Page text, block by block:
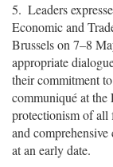
5. Leaders
Economic and
Brussels on 7–8
appropriate
their commitment
communiqué at
protectionism of all
and
at an early date.